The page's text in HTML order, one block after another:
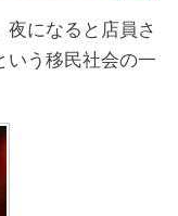
になると店員さ
いう移民社会の一